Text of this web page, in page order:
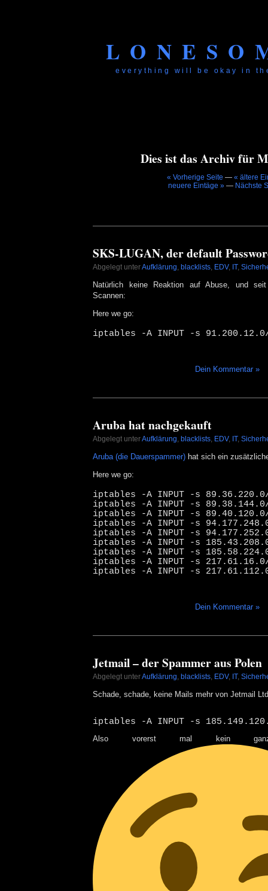
everything will be okay in
Dies ist das Archiv für
« Vorherige Seite — « ältere
neuere Eintäge » — Nächste
SKS-LUGAN, der default
Abgelegt unterAufklärung, blacklists, EDV, IT,
Natürlich keine Reaktion auf Abuse, und
Scannen:
Here we go:
iptables -A INPUT -s
Dein Kommentar »
Aruba hat nachgekauft
Abgelegt unterAufklärung, blacklists, EDV, IT,
Aruba (die Dauerspammer) hat sich ein
Here we go:
iptables -A INPUT -s 89.36.220.0/
iptables -A INPUT -s 89.38.144.0/
iptables -A INPUT -s 89.40.120.0/
iptables -A INPUT -s
iptables -A INPUT -s
iptables -A INPUT -s
iptables -A INPUT -s
iptables -A INPUT -s 217.61.16.0/
iptables -A INPUT -s
Dein Kommentar »
Jetmail – der Spammer aus Polen
Abgelegt unterAufklärung, blacklists, EDV, IT,
Schade, schade, keine Mails mehr von Jetmail
iptables -A INPUT -s
Also vorerst mal kein